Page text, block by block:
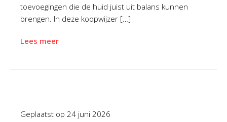
toevoegingen die de huid juist uit balans kunnen
brengen. In deze koopwijzer […]
Lees meer
Geplaatst op 24 juni 2026